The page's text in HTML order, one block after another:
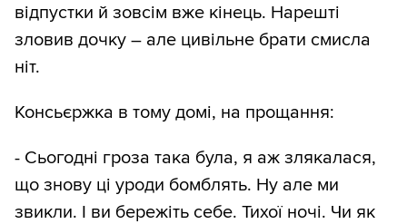
відпустки й зовсім вже кінець. Нарешті
зловив дочку – але цивільне брати смисла
ніт.
Консьєржка в тому домі, на прощання:
- Сьогодні гроза така була, я аж злякалася,
що знову ці уроди бомблять. Ну але ми
звикли. І ви бережіть себе. Тихої ночі. Чи як